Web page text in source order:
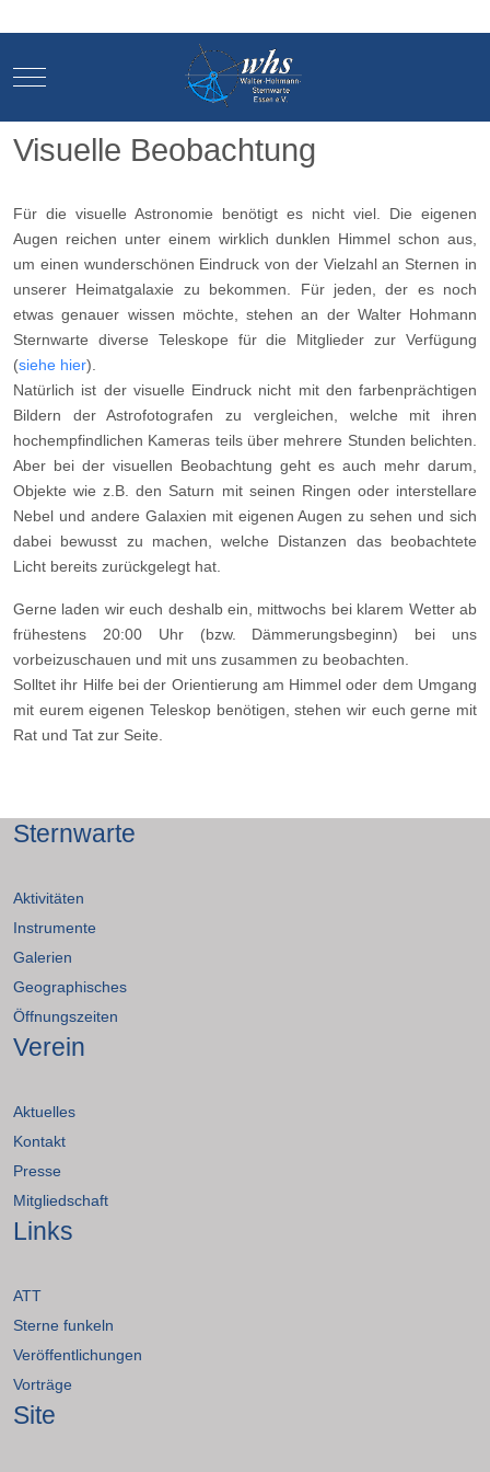
Mobile Menu Toggle
Visuelle Beobachtung
Für die visuelle Astronomie benötigt es nicht viel. Die eigenen
Augen reichen unter einem wirklich dunklen Himmel schon aus,
um einen wunderschönen Eindruck von der Vielzahl an Sternen in
unserer Heimatgalaxie zu bekommen. Für jeden, der es noch
etwas genauer wissen möchte, stehen an der Walter Hohmann
Sternwarte diverse Teleskope für die Mitglieder zur Verfügung
(siehe hier).
Natürlich ist der visuelle Eindruck nicht mit den farbenprächtigen
Bildern der Astrofotografen zu vergleichen, welche mit ihren
hochempfindlichen Kameras teils über mehrere Stunden belichten.
Aber bei der visuellen Beobachtung geht es auch mehr darum,
Objekte wie z.B. den Saturn mit seinen Ringen oder interstellare
Nebel und andere Galaxien mit eigenen Augen zu sehen und sich
dabei bewusst zu machen, welche Distanzen das beobachtete
Licht bereits zurückgelegt hat.
Gerne laden wir euch deshalb ein, mittwochs bei klarem Wetter ab
frühestens 20:00 Uhr (bzw. Dämmerungsbeginn) bei uns
vorbeizuschauen und mit uns zusammen zu beobachten.
Solltet ihr Hilfe bei der Orientierung am Himmel oder dem Umgang
mit eurem eigenen Teleskop benötigen, stehen wir euch gerne mit
Rat und Tat zur Seite.
Sternwarte
Aktivitäten
Instrumente
Galerien
Geographisches
Öffnungszeiten
Verein
Aktuelles
Kontakt
Presse
Mitgliedschaft
Links
ATT
Sterne funkeln
Veröffentlichungen
Vorträge
Site